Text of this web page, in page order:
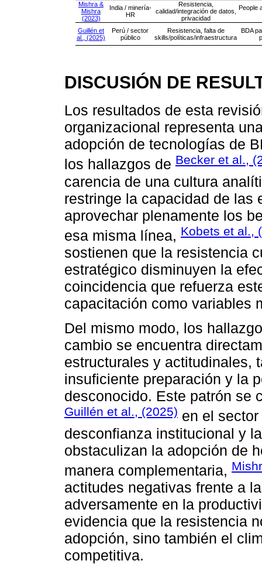
Mishra &
Mishra
(2023)
India / minería-
HR
Resistencia,
calidad/integración de datos,
privacidad
People
Guillén et
al., (2025)
Perú / sector
público
Resistencia, falta de
skills/políticas/infraestructura
BDA
DISCUSIÓN DE
Los resultados de esta
organizacional representa
adopción de tecnologías de
los hallazgos de Becker et al.,
carencia de una cultura
restringe la capacidad de las
aprovechar plenamente los
esa misma línea, Kobets et al.,
sostienen que la resistencia
estratégico disminuyen la
coincidencia que refuerza
capacitación como variables
Del mismo modo, los
cambio se encuentra
estructurales y actitudinales,
insuficiente preparación y la
desconocido. Este patrón se
Guillén et al., (2025) en el
desconfianza institucional y
obstaculizan la adopción de
manera complementaria,
actitudes negativas frente a
adversamente en la
evidencia que la resistencia
adopción, sino también el
competitiva.